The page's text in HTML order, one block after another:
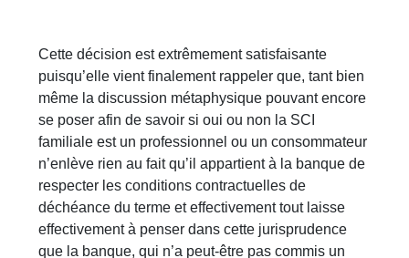
Cette décision est extrêmement satisfaisante
puisqu’elle vient finalement rappeler que, tant bien
même la discussion métaphysique pouvant encore
se poser afin de savoir si oui ou non la SCI
familiale est un professionnel ou un consommateur
n’enlève rien au fait qu’il appartient à la banque de
respecter les conditions contractuelles de
déchéance du terme et effectivement tout laisse
effectivement à penser dans cette jurisprudence
que la banque, qui n’a peut-être pas commis un